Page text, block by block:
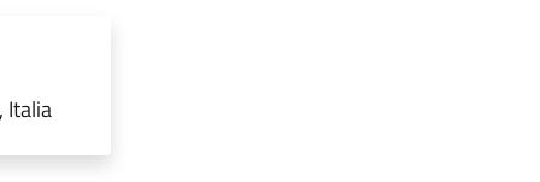
Italia